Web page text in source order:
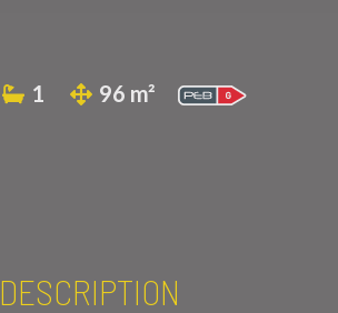
1 96 m²
DESCRIPTION